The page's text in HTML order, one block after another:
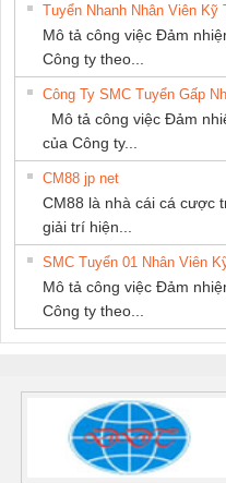
Tuyển Nhanh Nhân Viên Kỹ
Mô tả công việc Đảm
Công ty theo...
Công Ty SMC Tuyển Gấp
Mô tả công việc Đảm
của Công ty...
CM88 jp net
CM88 là nhà cái cá cược
giải trí hiện...
SMC Tuyển 01 Nhân Viên
Mô tả công việc Đảm
Công ty theo...